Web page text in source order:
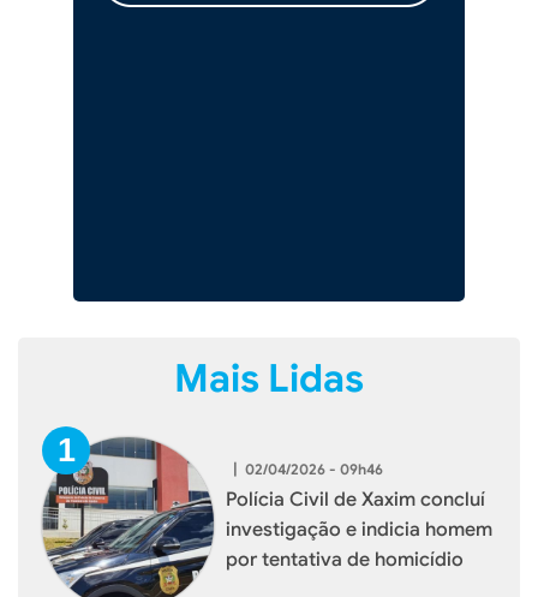
Mais Lidas
| 02/04/2026 - 09h46
Polícia Civil de Xaxim concluí
investigação e indicia homem
por tentativa de homicídio